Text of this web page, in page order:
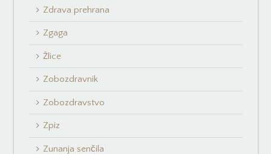
Zdrava prehrana
Zgaga
Žlice
Zobozdravnik
Zobozdravstvo
Zpiz
Zunanja senčila